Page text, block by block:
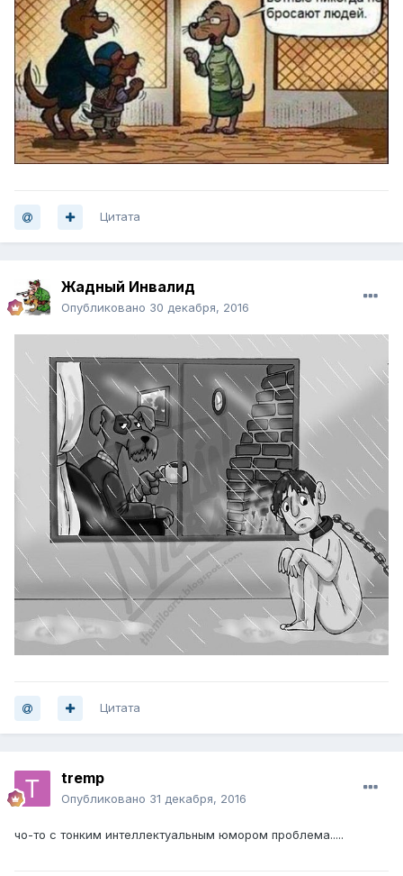
Цитата
Жадный Инвалид
Опубликовано 30 декабря, 2016
Цитата
tremp
Опубликовано 31 декабря, 2016
чо-то с тонким интеллектуальным юмором проблема.....